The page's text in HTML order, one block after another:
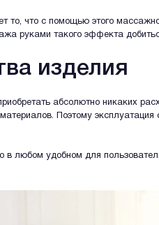
то, что с помощью этого
руками такого эффекта
изделия
абсолютно никаких
Поэтому
в любом удобном для